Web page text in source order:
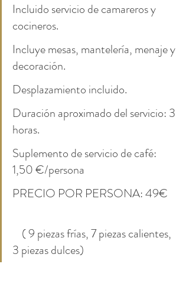
Incluido servicio de camareros y
cocineros.
Incluye mesas, mantelería, menaje y
decoración.
Desplazamiento incluido.
Duración aproximado del servicio: 3
horas.
Suplemento de servicio de café:
1,50 €/persona
PRECIO POR PERSONA: 49€
3 piezas dulces)